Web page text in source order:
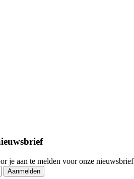
je aan te melden voor onze nieuwsbrief
Aanmelden